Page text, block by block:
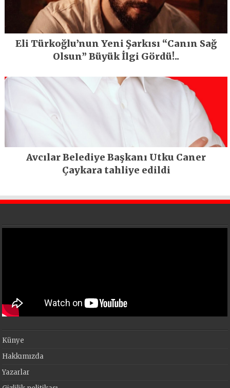
Eli Türkoğlu’nun Yeni Şarkısı “Canın Sağ
Olsun” Büyük İlgi Gördü!..
Avcılar Belediye Başkanı Utku Caner
Çaykara tahliye edildi
Künye
Hakkımızda
Yazarlar